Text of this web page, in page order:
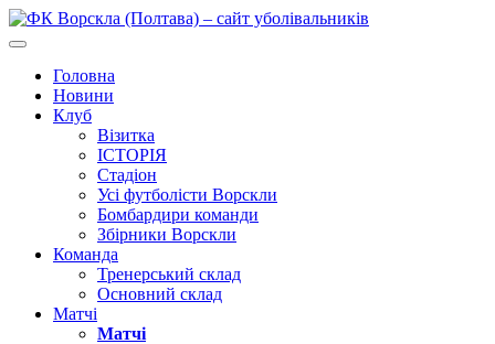
Головна
Новини
Клуб
Візитка
ІСТОРІЯ
Стадіон
Усі футболісти Ворскли
Бомбардири команди
Збірники Ворскли
Команда
Тренерський склад
Основний склад
Матчі
Матчі